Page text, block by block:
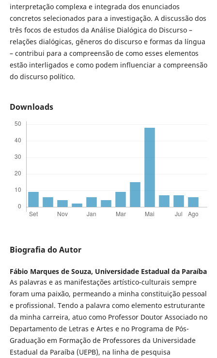
interpretação complexa e integrada dos enunciados
concretos selecionados para a investigação. A discussão dos
três focos de estudos da Análise Dialógica do Discurso –
relações dialógicas, gêneros do discurso e formas da língua
– contribui para a compreensão de como esses elementos
estão interligados e como podem influenciar a compreensão
do discurso político.
Downloads
Biografia do Autor
Fábio Marques de Souza, Universidade Estadual da Paraíba
As palavras e as manifestações artístico-culturais sempre
foram uma paixão, permeando a minha constituição pessoal
e profissional. Tendo a palavra como elemento estruturante
da minha carreira, atuo como Professor Doutor Associado no
Departamento de Letras e Artes e no Programa de Pós-
Graduação em Formação de Professores da Universidade
Estadual da Paraíba (UEPB), na linha de pesquisa